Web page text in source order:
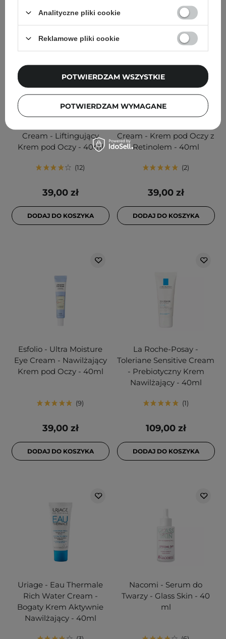
Cream - Liftingujący
Krem pod Oczy - 40ml
12
39,00 zł
DODAJ DO KOSZYKA
Cream - Krem pod Oczy z
Retinolem - 40ml
2
39,00 zł
DODAJ DO KOSZYKA
Esfolio - Ultra Moisture
Eye Cream - Nawilżający
Krem pod Oczy - 40ml
9
39,00 zł
DODAJ DO KOSZYKA
La Roche-Posay -
Toleriane Sensitive Cream
- Prebiotyczny Krem
Nawilżający - 40ml
1
109,00 zł
DODAJ DO KOSZYKA
Uriage - Eau Thermale
Rich Water Cream -
Bogaty Krem Aktywnie
Nawilżający - 40ml
Nacomi - Serum do
Twarzy - Glass Skin - 40
ml
Analityczne pliki cookie
Reklamowe pliki cookie
POTWIERDZAM WYMAGANE
POTWIERDZAM WSZYSTKIE